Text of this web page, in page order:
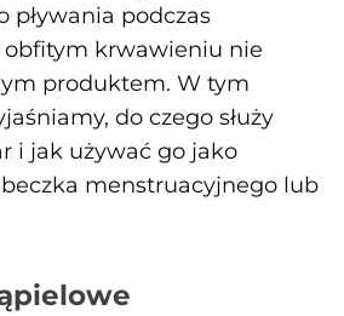
pływania podczas
obfitym krwawieniu nie
produktem. W tym
do czego służy
i jak używać go jako
menstruacyjnego lub